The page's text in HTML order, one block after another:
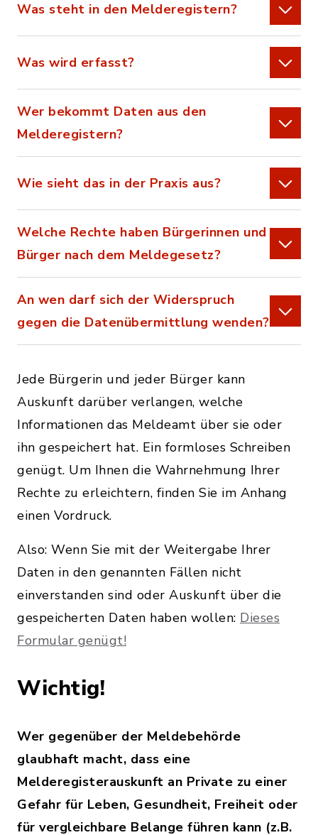
Was steht in den Melderegistern?
Was wird erfasst?
Wer bekommt Daten aus den
Melderegistern?
Wie sieht das in der Praxis aus?
Welche Rechte haben Bürgerinnen und
Bürger nach dem Meldegesetz?
An wen darf sich der Widerspruch
gegen die Datenübermittlung wenden?
Jede Bürgerin und jeder Bürger kann
Auskunft darüber verlangen, welche
Informationen das Meldeamt über sie oder
ihn gespeichert hat. Ein formloses Schreiben
genügt. Um Ihnen die Wahrnehmung Ihrer
Rechte zu erleichtern, finden Sie im Anhang
einen Vordruck.
Also: Wenn Sie mit der Weitergabe Ihrer
Daten in den genannten Fällen nicht
einverstanden sind oder Auskunft über die
gespeicherten Daten haben wollen: Dieses
Formular genügt!
Wichtig!
Wer gegenüber der Meldebehörde
glaubhaft macht, dass eine
Melderegisterauskunft an Private zu einer
Gefahr für Leben, Gesundheit, Freiheit oder
für vergleichbare Belange führen kann (z.B.